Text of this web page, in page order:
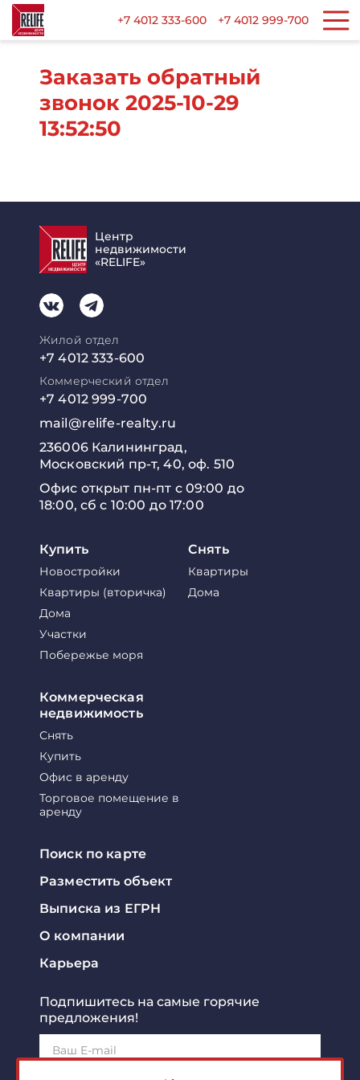
+7 4012 333-600 +7 4012 999-700
Заказать обратный
звонок 2025-10-29
13:52:50
Центр
недвижимости
«RELIFE»
Жилой отдел
+7 4012 333-600
Коммерческий отдел
+7 4012 999-700
mail@relife-realty.ru
236006 Калининград,
Московский пр-т, 40, оф. 510
Офис открыт пн-пт с 09:00 до
18:00, сб с 10:00 до 17:00
Купить
Новостройки
Квартиры (вторичка)
Дома
Участки
Побережье моря
Снять
Квартиры
Дома
Коммерческая
недвижимость
Снять
Купить
Офис в аренду
Торговое помещение в
аренду
Поиск по карте
Разместить объект
Выписка из ЕГРН
О компании
Карьера
Подпишитесь на самые горячие
предложения!